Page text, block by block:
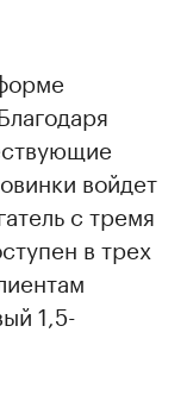
войдет
с тремя
в трех
1,5-